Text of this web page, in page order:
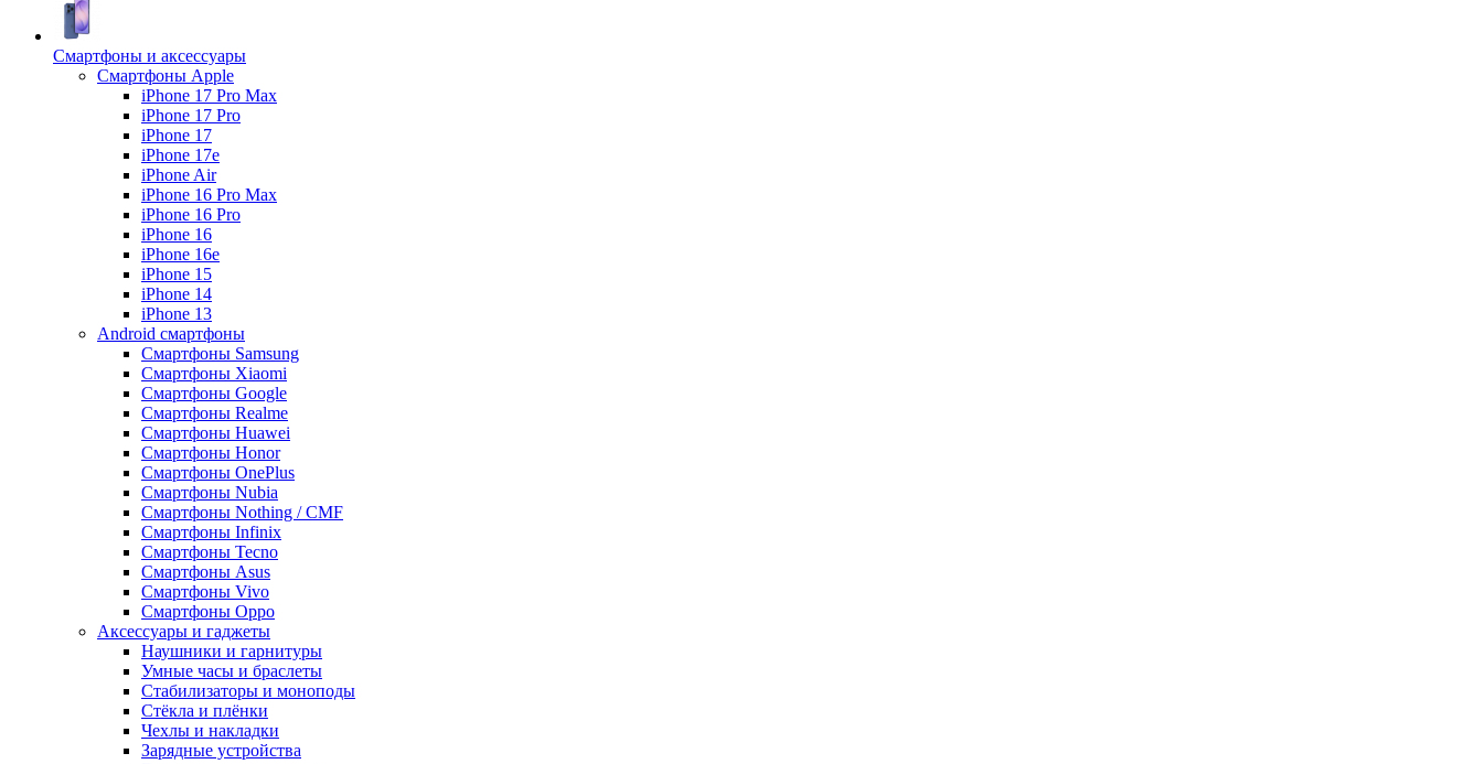
Смартфоны и аксессуары
Смартфоны Apple
iPhone 17 Pro Max
iPhone 17 Pro
iPhone 17
iPhone 17e
iPhone Air
iPhone 16 Pro Max
iPhone 16 Pro
iPhone 16
iPhone 16e
iPhone 15
iPhone 14
iPhone 13
Android cмартфоны
Смартфоны Samsung
Смартфоны Xiaomi
Смартфоны Google
Смартфоны Realme
Смартфоны Huawei
Смартфоны Honor
Смартфоны OnePlus
Смартфоны Nubia
Смартфоны Nothing / CMF
Смартфоны Infinix
Смартфоны Tecno
Смартфоны Asus
Смартфоны Vivo
Смартфоны Oppo
Аксессуары и гаджеты
Наушники и гарнитуры
Умные часы и браслеты
Стабилизаторы и моноподы
Стёкла и плёнки
Чехлы и накладки
Зарядные устройства